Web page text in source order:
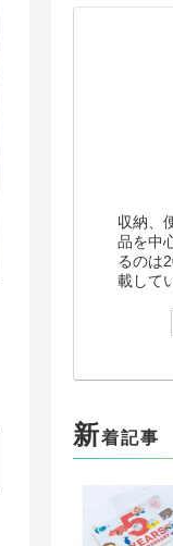
収納、
品を中
るのは
載して
新着記事